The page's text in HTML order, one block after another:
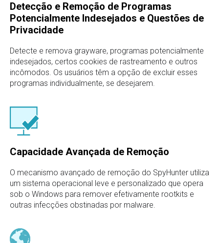
Detecção e Remoção de Programas
Potencialmente Indesejados e Questões de
Privacidade
Detecte e remova grayware, programas potencialmente
indesejados, certos cookies de rastreamento e outros
incômodos. Os usuários têm a opção de excluir esses
programas individualmente, se desejarem.
Capacidade Avançada de Remoção
O mecanismo avançado de remoção do SpyHunter utiliza
um sistema operacional leve e personalizado que opera
sob o Windows para remover efetivamente rootkits e
outras infecções obstinadas por malware.